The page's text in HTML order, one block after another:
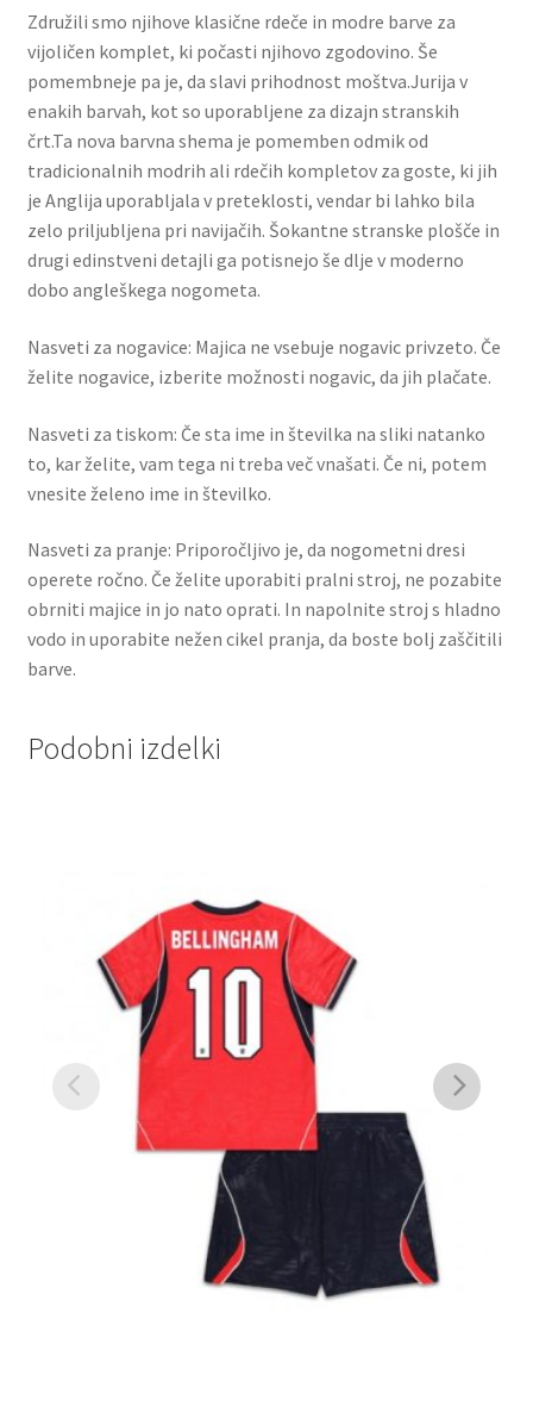
Združili smo njihove klasične rdeče in modre barve za
vijoličen komplet, ki počasti njihovo zgodovino. Še
pomembneje pa je, da slavi prihodnost moštva.Jurija v
enakih barvah, kot so uporabljene za dizajn stranskih
črt.Ta nova barvna shema je pomemben odmik od
tradicionalnih modrih ali rdečih kompletov za goste, ki jih
je Anglija uporabljala v preteklosti, vendar bi lahko bila
zelo priljubljena pri navijačih. Šokantne stranske plošče in
drugi edinstveni detajli ga potisnejo še dlje v moderno
dobo angleškega nogometa.
Nasveti za nogavice: Majica ne vsebuje nogavic privzeto. Če
želite nogavice, izberite možnosti nogavic, da jih plačate.
Nasveti za tiskom: Če sta ime in številka na sliki natanko
to, kar želite, vam tega ni treba več vnašati. Če ni, potem
vnesite želeno ime in številko.
Nasveti za pranje: Priporočljivo je, da nogometni dresi
operete ročno. Če želite uporabiti pralni stroj, ne pozabite
obrniti majice in jo nato oprati. In napolnite stroj s hladno
vodo in uporabite nežen cikel pranja, da boste bolj zaščitili
barve.
Podobni izdelki